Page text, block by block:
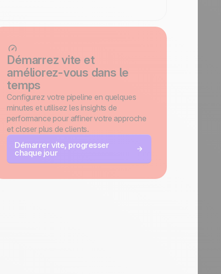
Démarrez vite et
améliorez-vous dans le
temps
Configurez votre pipeline en quelques
minutes et utilisez les insights de
performance pour affiner votre approche
et closer plus de clients.
Démarrer vite, progresser
chaque jour